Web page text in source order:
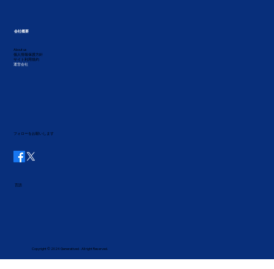
Copyright © 2024 Generatived - All right Reserved.
フォローをお願いします
言語
About us
個人情報保護方針
サイト利用規約
運営会社
会社概要